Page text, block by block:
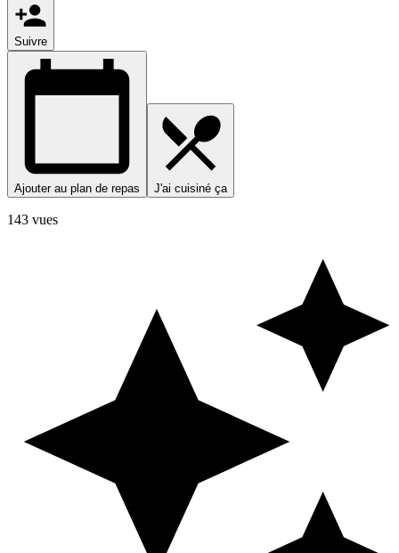
Suivre
Ajouter au plan de repas J'ai cuisiné ça
143 vues